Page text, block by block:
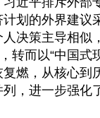
计划的外界建议
决策主导相似
转而以“中国式
燃，从核心到
，进一步强化